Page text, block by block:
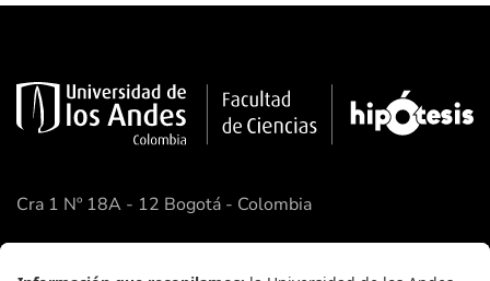
Cra 1 Nº 18A - 12 Bogotá - Colombia